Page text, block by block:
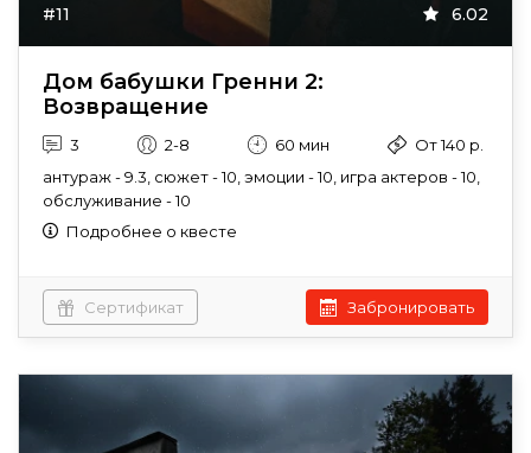
#11 6.02
Дом бабушки Гренни 2:
Возвращение
3 2-8 60 мин
От 140 р.
антураж - 9.3, сюжет - 10, эмоции - 10, игра актеров - 10,
обслуживание - 10
Подробнее о квесте
Сертификат Забронировать